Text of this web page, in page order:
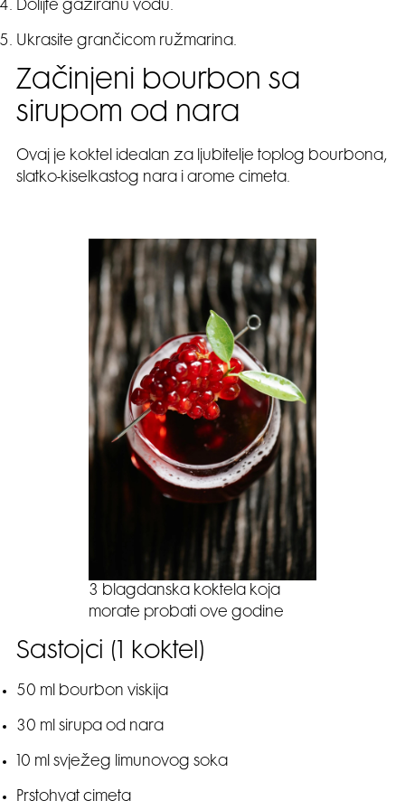
Dolijte gaziranu vodu.
Ukrasite grančicom ružmarina.
Začinjeni bourbon sa
sirupom od nara
Ovaj je koktel idealan za ljubitelje toplog bourbona,
slatko-kiselkastog nara i arome cimeta.
3 blagdanska koktela koja
morate probati ove godine
Sastojci (1 koktel)
50 ml bourbon viskija
30 ml sirupa od nara
10 ml svježeg limunovog soka
Prstohvat cimeta